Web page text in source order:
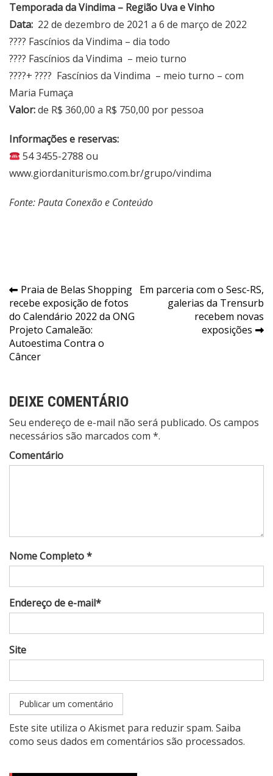
Temporada da Vindima – Região Uva e Vinho
Data: 22 de dezembro de 2021 a 6 de março de 2022
???? Fascínios da Vindima – dia todo
???? Fascínios da Vindima – meio turno
????+ ???? Fascínios da Vindima – meio turno – com
Maria Fumaça
Valor:de R$ 360,00 a R$ 750,00 por pessoa
Informações e reservas:
54 3455-2788 ou
www.giordaniturismo.com.br/grupo/vindima
Fonte: Pauta Conexão e Conteúdo
Navegação
de
Post
Praia de Belas Shopping
recebe exposição de fotos
do Calendário 2022 da ONG
Projeto Camaleão:
Autoestima Contra o
Câncer
Em parceria com o Sesc-RS,
galerias da Trensurb
recebem novas
exposições
DEIXE COMENTÁRIO
Seu endereço de e-mail não será publicado. Os campos
necessários são marcados com *.
Comentário
Nome Completo *
Endereço de e-mail*
Site
Este site utiliza o Akismet para reduzir spam. Saiba
como seus dados em comentários são processados.